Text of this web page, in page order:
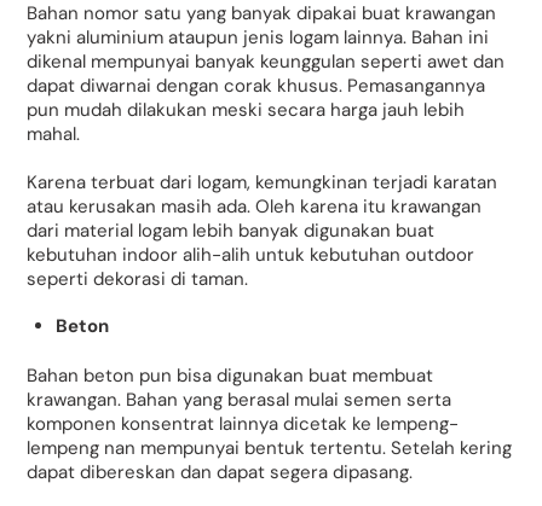
Bahan nomor satu yang banyak dipakai buat krawangan
yakni aluminium ataupun jenis logam lainnya. Bahan ini
dikenal mempunyai banyak keunggulan seperti awet dan
dapat diwarnai dengan corak khusus. Pemasangannya
pun mudah dilakukan meski secara harga jauh lebih
mahal.
Karena terbuat dari logam, kemungkinan terjadi karatan
atau kerusakan masih ada. Oleh karena itu krawangan
dari material logam lebih banyak digunakan buat
kebutuhan indoor alih-alih untuk kebutuhan outdoor
seperti dekorasi di taman.
Beton
Bahan beton pun bisa digunakan buat membuat
krawangan. Bahan yang berasal mulai semen serta
komponen konsentrat lainnya dicetak ke lempeng-
lempeng nan mempunyai bentuk tertentu. Setelah kering
dapat dibereskan dan dapat segera dipasang.